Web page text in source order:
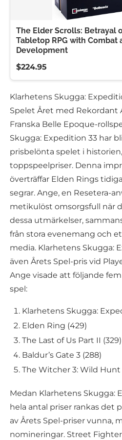
The Elder Scrolls: Betrayal
Tabletop RPG with Combat
Development
$224.95
Klarhetens Skugga:
Spelet Året med Rekordant
Franska Belle Epoque-
Skugga: Expedition 33 har
prisbelönta spelet i
toppspeelpriser. Denna
överträffar Elden Rings
segrar. Ange, en Resetera-
metikulöst omsorgsfull när
dessa utmärkelser,
från stora evenemang och
media. Klarhetens Skugga:
även Årets Spel-pris vid
Ange visade att följande
spel:
Klarhetens Skugga:
Elden Ring (429)
The Last of Us Part II (329)
Baldur’s Gate 3 (288)
The Witcher 3: Wild Hunt
Medan Klarhetens Skugga:
hela antal priser rankas det
av Årets Spel-priser vunna,
nomineringar. Street Fighter